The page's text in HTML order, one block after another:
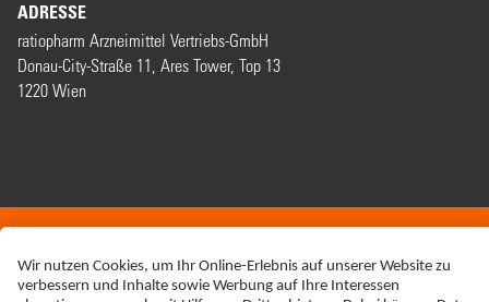
ADRESSE
ratiopharm Arzneimittel Vertriebs-GmbH
Donau-City-Straße 11, Ares Tower, Top 13
1220 Wien
IMPRESSUM